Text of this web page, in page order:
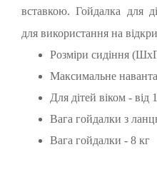
вставкою. Гойдалка для
для використання на
Розміри сидіння
Максимальне
Для дітей віком - від
Вага гойдалки з
Вага гойдалки - 8 кг